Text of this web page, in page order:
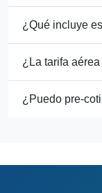
¿Qué incluye
¿La tarifa
¿Puedo pre-